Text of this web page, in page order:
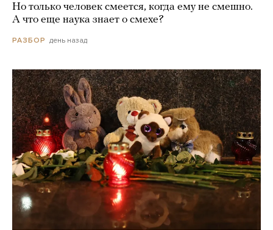
Но только человек смеется, когда ему не смешно.
А что еще наука знает о смехе?
РАЗБОР день назад